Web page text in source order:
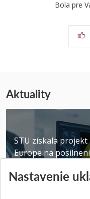
Bola pre
Aktuality
STU získala
Europe na
Publikované 31.07.2026
Nastavenie